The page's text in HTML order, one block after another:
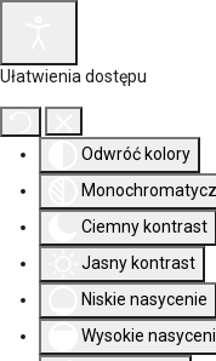
Ułatwienia dostępu
Odwróć kolory
Ciemny kontrast
Jasny kontrast
Niskie nasycenie
Wysokie